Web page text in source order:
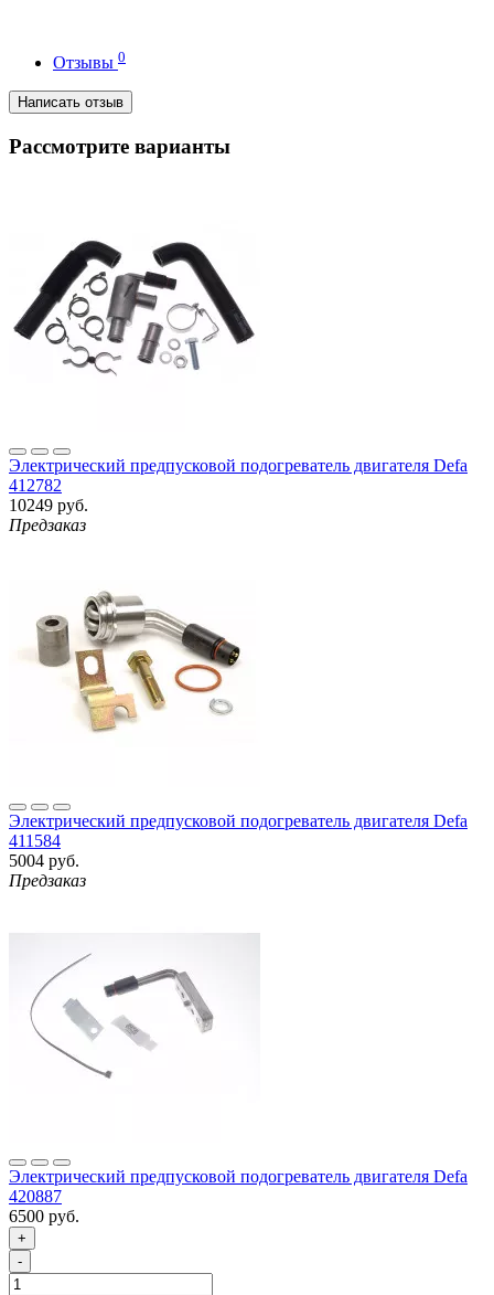
Отзывы 0
Написать отзыв
Рассмотрите варианты
Электрический предпусковой подогреватель двигателя Defa
412782
10249 руб.
Предзаказ
Электрический предпусковой подогреватель двигателя Defa
411584
5004 руб.
Предзаказ
Электрический предпусковой подогреватель двигателя Defa
420887
6500 руб.
+
-